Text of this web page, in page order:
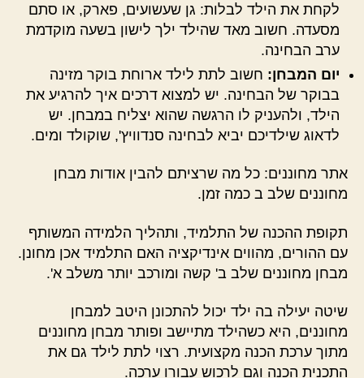
לקחת את הילד לבלות: גן שעשועים, פארק, או סתם
מסעדה. חשוב מאד שהילד ילך לישון בשעה מוקדמת
ערב הבחינה.
יום המבחן: חשוב לתת לילד ארוחת בוקר מזינה
בבוקר של הבחינה. יש למצוא דרכים איך להרגיע את
הילד, ולהעניק לו הרגשה שהוא יצליח במבחן. יש
לדאוג שילדיכם יביא לבחינה סנדוויץ', שוקולד ומים.
אתר מחוננים: כל מה שרציתם להבין אודות מבחן
מחוננים שלב ב כמה זמן.
תקופת ההכנה של התלמיד, ותהליך הלמידה המשותף
עם ההורים, מהווים אינדיקציה האם התלמיד אכן מחונן.
מבחן מחוננים שלב ב' קשה ומורכב יותר משלב א'.
שיטה יעילה בה ילד יכול להתכונן היטב למבחן
מחוננים, היא כשהילד מתיישב ופותר מבחן מחוננים
מתוך ערכת הכנה מקצועית. רצוי לתת לילד גם את
התכנית הכנה וגם לרכוש עבורו ערכה.